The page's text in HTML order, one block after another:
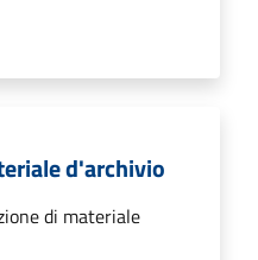
d'archivio
di materiale